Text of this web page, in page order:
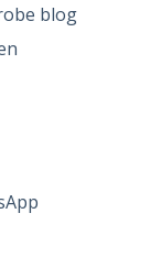
blog